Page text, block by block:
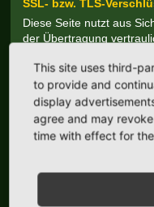
SSL- bzw. TLS-
Diese Seite nutzt aus
der Übertragung
Seitenbetreiber senden,
Verschlüsselung. Eine
Sie daran, dass die
auf „https://“ wechselt
Browserzeile.
können die Daten, die
This site uses third-
to provide and
display
agree and may
time with effect for